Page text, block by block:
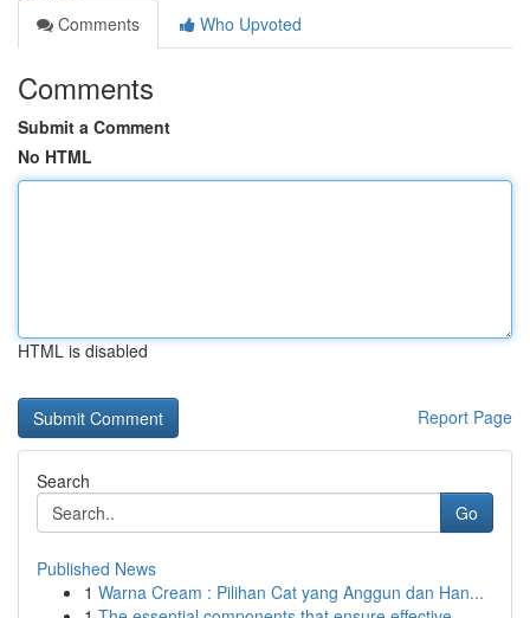
Comments
Who Upvoted
Comments
Submit a Comment
No HTML
HTML is disabled
Report Page
Search
Go
Published News
1 Warna Cream : Pilihan Cat yang Anggun dan Han...